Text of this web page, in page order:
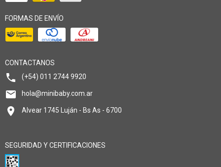
FORMAS DE ENVÍO
CONTACTANOS
(+54) 011 2744 9920
hola@minibaby.com.ar
Alvear 1745 Luján - Bs As - 6700
SEGURIDAD Y CERTIFICACIONES